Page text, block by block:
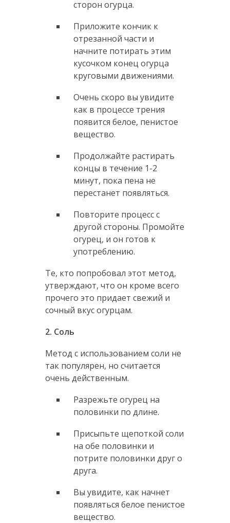
сторон огурца.
Приложите кончик к
отрезанной части и
начните потирать этим
кусочком конец огурца
круговыми движениями.
Очень скоро вы увидите
как в процессе трения
появится белое, пенистое
вещество.
Продолжайте растирать
концы в течение 1-2
минут, пока пена не
перестанет появляться.
Повторите процесс с
другой стороны. Промойте
огурец, и он готов к
употреблению.
Те, кто попробовал этот метод,
утверждают, что он кроме всего
прочего это придает свежий и
сочный вкус огурцам.
2. Соль
Метод с использованием соли не
так популярен, но считается
очень действенным.
Разрежьте огурец на
половинки по длине.
Присыпьте щепоткой соли
на обе половинки и
потрите половинки друг о
друга.
Вы увидите, как начнет
появляться белое пенистое
вещество.